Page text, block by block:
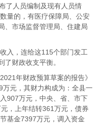
了人员编制及现有人员情
量的，有医疗保障局、公安
、市场监督管理局、住建局
入，连给这115个部门发工
财政收支平衡。
年财政预算草案的报告》
元，其财力构成为：全县一
907万元，中央、省、市下
，上年结转361万元，债券
基金7397万元，调入资金